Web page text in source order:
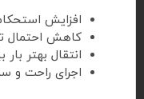
افزایش
کاهش احتمال
انتقال بهتر
اجرای راحت و